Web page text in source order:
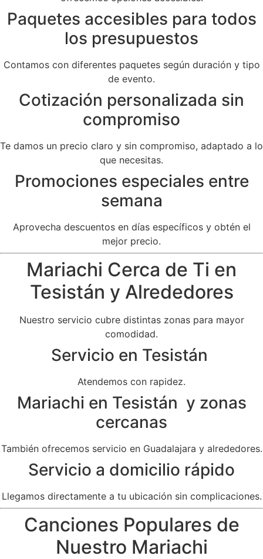
Paquetes accesibles para todos
los presupuestos
Contamos con diferentes paquetes según duración y tipo
de evento.
Cotización personalizada sin
compromiso
Te damos un precio claro y sin compromiso, adaptado a lo
que necesitas.
Promociones especiales entre
semana
Aprovecha descuentos en días específicos y obtén el
mejor precio.
Mariachi Cerca de Ti en
Tesistán y Alrededores
Nuestro servicio cubre distintas zonas para mayor
comodidad.
Servicio en Tesistán
Atendemos con rapidez.
Mariachi en Tesistán y zonas
cercanas
También ofrecemos servicio en Guadalajara y alrededores.
Servicio a domicilio rápido
Llegamos directamente a tu ubicación sin complicaciones.
Canciones Populares de
Nuestro Mariachi